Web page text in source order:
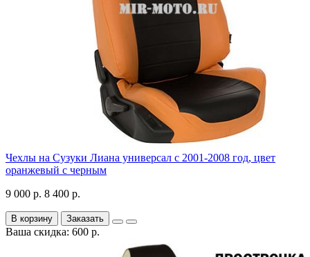
Чехлы на Сузуки Лиана универсал с 2001-2008 год, цвет
оранжевый с черным
9 000 р. 8 400 р.
В корзину Заказать
Ваша скидка: 600 р.